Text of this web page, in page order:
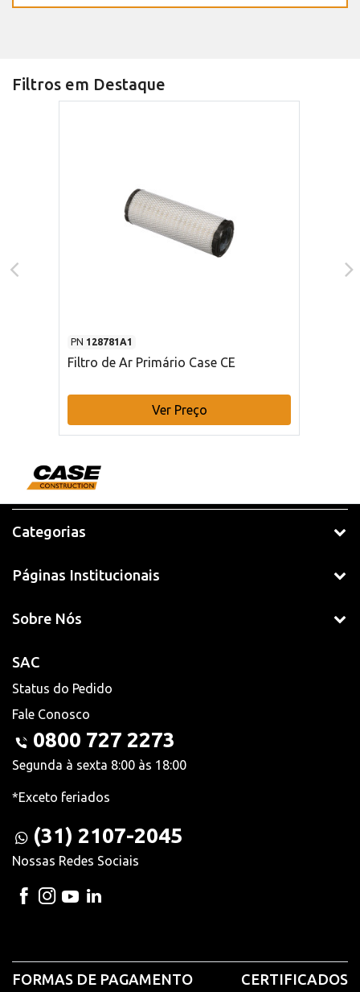
Filtros em Destaque
PN 128781A1
Filtro de Ar Primário Case CE
Ver Preço
Categorias
Páginas Institucionais
Sobre Nós
SAC
Status do Pedido
Fale Conosco
0800 727 2273
Segunda à sexta 8:00 às 18:00
*Exceto feriados
(31) 2107-2045
Nossas Redes Sociais
FORMAS DE PAGAMENTO CERTIFICADOS